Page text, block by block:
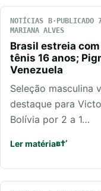
NOTÍCIAS PUBLICADO
MARIANA ALVES
Brasil estreia
tênis 16 anos;
Venezuela
Seleção masculina
destaque para
Bolívia por 2 a 1…
Ler matéria